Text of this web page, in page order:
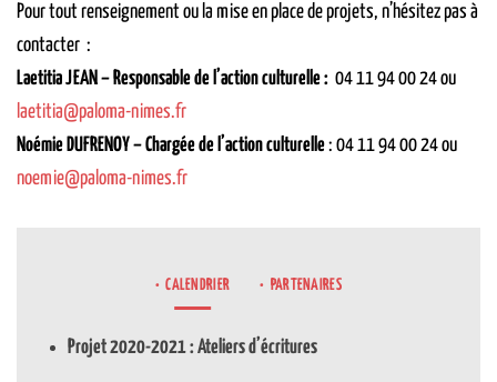
Pour tout renseignement ou la mise en place de projets, n’hésitez pas à
contacter :
Laetitia JEAN – Responsable de l’action culturelle : 04 11 94 00 24 ou
laetitia@paloma-nimes.fr
Noémie DUFRENOY – Chargée de l’action culturelle: 04 11 94 00 24 ou
noemie@paloma-nimes.fr
CALENDRIER PARTENAIRES
Projet 2020-2021 : Ateliers d’écritures